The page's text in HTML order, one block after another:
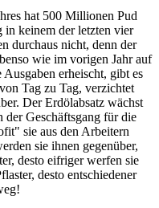
hat 500 Millionen Pud
in keinem der letzten vier
durchaus nicht, denn der
wie im vorigen Jahr auf
erheischt, gibt es
Tag zu Tag, verzichtet
Der Erdölabsatz wächst
der Geschäftsgang für die
sie aus den Arbeitern
sie ihnen gegenüber,
desto eifriger werfen sie
desto entschiedener